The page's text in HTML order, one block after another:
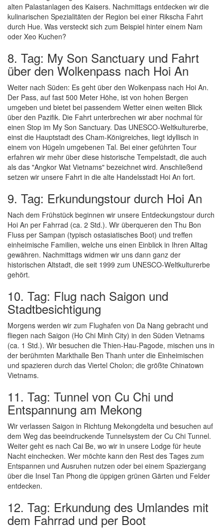
alten Palastanlagen des Kaisers. Nachmittags entdecken wir die
kulinarischen Spezialitäten der Region bei einer Rikscha Fahrt
durch Hue. Was versteckt sich zum Beispiel hinter einem Nam
oder Xeo Kuchen?
8. Tag: My Son Sanctuary und Fahrt
über den Wolkenpass nach Hoi An
Weiter nach Süden: Es geht über den Wolkenpass nach Hoi An.
Der Pass, auf fast 500 Meter Höhe, ist von hohen Bergen
umgeben und bietet bei passendem Wetter einen weiten Blick
über den Pazifik. Die Fahrt unterbrechen wir aber nochmal für
einen Stop im My Son Sanctuary. Das UNESCO-Weltkulturerbe,
einst die Hauptstadt des Cham-Königreiches, liegt idyllisch in
einem von Hügeln umgebenen Tal. Bei einer geführten Tour
erfahren wir mehr über diese historische Tempelstadt, die auch
als das "Angkor Wat Vietnams" bezeichnet wird. Anschließend
setzen wir unsere Fahrt in die alte Handelsstadt Hoi An fort.
9. Tag: Erkundungstour durch Hoi An
Nach dem Frühstück beginnen wir unsere Entdeckungstour durch
Hoi An per Fahrrad (ca. 2 Std.). Wir überqueren den Thu Bon
Fluss per Sampan (typisch ostasiatisches Boot) und treffen
einheimische Familien, welche uns einen Einblick in Ihren Alltag
gewähren. Nachmittags widmen wir uns dann ganz der
historischen Altstadt, die seit 1999 zum UNESCO-Weltkulturerbe
gehört.
10. Tag: Flug nach Saigon und
Stadtbesichtigung
Morgens werden wir zum Flughafen von Da Nang gebracht und
fliegen nach Saigon (Ho Chi Minh City) in den Süden Vietnams
(ca. 1 Std.). Wir besuchen die Thien-Hau-Pagode, mischen uns in
der berühmten Markthalle Ben Thanh unter die Einheimischen
und spazieren durch das Viertel Cholon; die größte Chinatown
Vietnams.
11. Tag: Tunnel von Cu Chi und
Entspannung am Mekong
Wir verlassen Saigon in Richtung Mekongdelta und besuchen auf
dem Weg das beeindruckende Tunnelsystem der Cu Chi Tunnel.
Weiter geht es nach Cai Be, wo wir in unsere Lodge für heute
Nacht einchecken. Wer möchte kann den Rest des Tages zum
Entspannen und Ausruhen nutzen oder bei einem Spaziergang
über die Insel Tan Phong die üppigen grünen Gärten und Felder
entdecken.
12. Tag: Erkundung des Umlandes mit
dem Fahrrad und per Boot